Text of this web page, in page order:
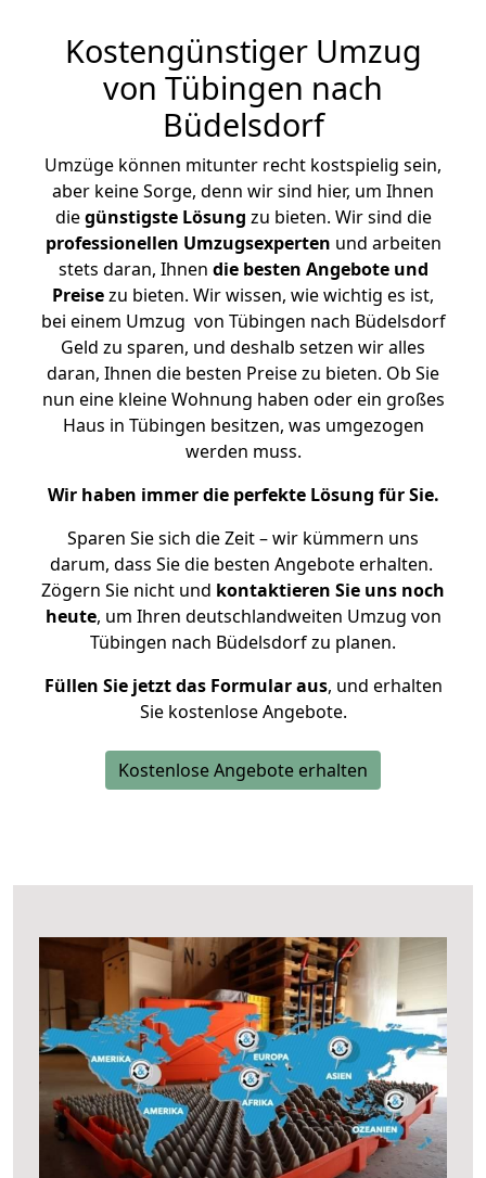
Kostengünstiger Umzug
von Tübingen nach
Büdelsdorf
Umzüge können mitunter recht kostspielig sein,
aber keine Sorge, denn wir sind hier, um Ihnen
diegünstigste Lösung zu bieten. Wir sind die
professionellen Umzugsexperten und arbeiten
stets daran, Ihnen die besten Angebote und
Preisezu bieten. Wir wissen, wie wichtig es ist,
bei einem Umzug von Tübingen nach Büdelsdorf
Geld zu sparen, und deshalb setzen wir alles
daran, Ihnen die besten Preise zu bieten. Ob Sie
nun eine kleine Wohnung haben oder ein großes
Haus in Tübingen besitzen, was umgezogen
werden muss.
Wir haben immer die perfekte Lösung für Sie.
Sparen Sie sich die Zeit – wir kümmern uns
darum, dass Sie die besten Angebote erhalten.
Zögern Sie nicht und kontaktieren Sie uns noch
heute, um Ihren deutschlandweiten Umzug von
Tübingen nach Büdelsdorf zu planen.
Füllen Sie jetzt das Formular aus, und erhalten
Sie kostenlose Angebote.
Kostenlose Angebote erhalten